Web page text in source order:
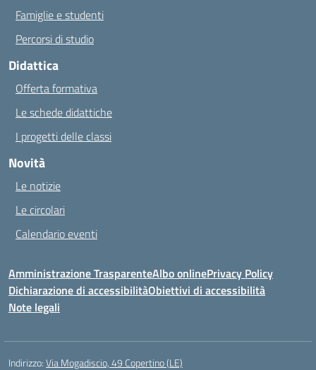
Famiglie e studenti
Percorsi di studio
Didattica
Offerta formativa
Le schede didattiche
I progetti delle classi
Novità
Le notizie
Le circolari
Calendario eventi
Amministrazione TrasparenteAlbo onlinePrivacy Policy
Dichiarazione di accessibilitàObiettivi di accessibilità
Note legali
Indirizzo:Via Mogadiscio, 49 Copertino (LE)